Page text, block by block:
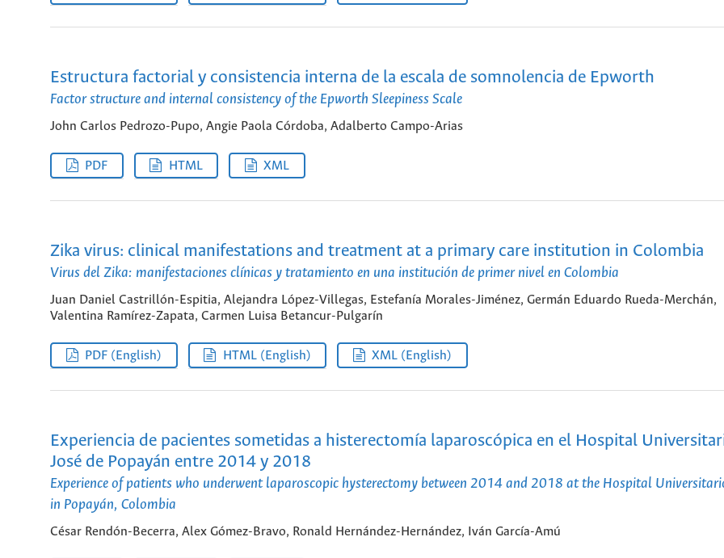
Estructura factorial y consistencia interna de la escala de somnolencia de Epworth
Factor structure and internal consistency of the Epworth Sleepiness Scale
John Carlos Pedrozo-Pupo, Angie Paola Córdoba, Adalberto Campo-Arias
PDF HTML XML
Zika virus: clinical manifestations and treatment at a primary care institution in Colombia
Virus del Zika: manifestaciones clínicas y tratamiento en una institución de primer nivel en Colombia
Juan Daniel Castrillón-Espitia, Alejandra López-Villegas, Estefanía Morales-Jiménez, Germán Eduardo Rueda-Merchán,
Valentina Ramírez-Zapata, Carmen Luisa Betancur-Pulgarín
PDF (English) HTML (English) XML (English)
Experiencia de pacientes sometidas a histerectomía laparoscópica en el Hospital
José de Popayán entre 2014 y 2018
Experience of patients who underwent laparoscopic hysterectomy between 2014 and 2018 at the Hospital
in Popayán, Colombia
César Rendón-Becerra, Alex Gómez-Bravo, Ronald Hernández-Hernández, Iván García-Amú